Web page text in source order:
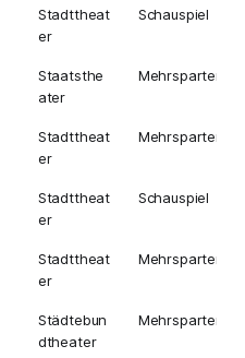
Stadttheat
er
Schauspiel
Staatsthe
ater
Mehrsparten
Stadttheat
er
Mehrsparten
Stadttheat
er
Schauspiel
Stadttheat
er
Mehrsparten
Städtebun
dtheater
Mehrsparten